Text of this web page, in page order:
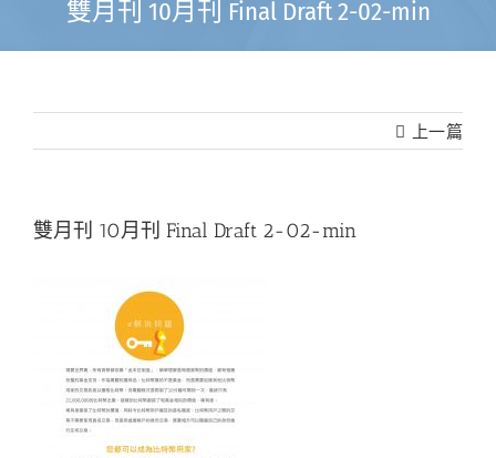
雙月刊 10月刊 Final Draft 2-02-min
上一篇
雙月刊 10月刊 Final Draft 2-02-min